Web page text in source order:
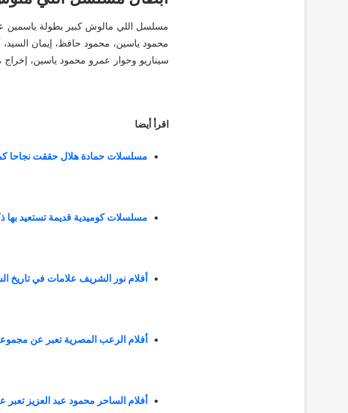
مسلسل اللي مالوش كبير بطولة ياسمين
محمود ياسين، محمود حافظ، إيمان السيد،
سيناريو وحوار عمرو محمود ياسين،
اقرأ أيضا
مسلسلات حمادة هلال حققت نجاحا
مسلسلات كوميدية قديمة تستعيد بها
أفلام نور الشريف علامات في تاريخ
أفلام الرعب المصرية تعبر عن
أفلام الساحر محمود عبد العزيز